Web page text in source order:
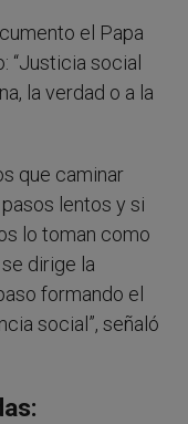
el Papa
“Justicia social
la verdad o a la
que caminar
lentos y si
lo toman como
dirige la
formando el
social”, señaló